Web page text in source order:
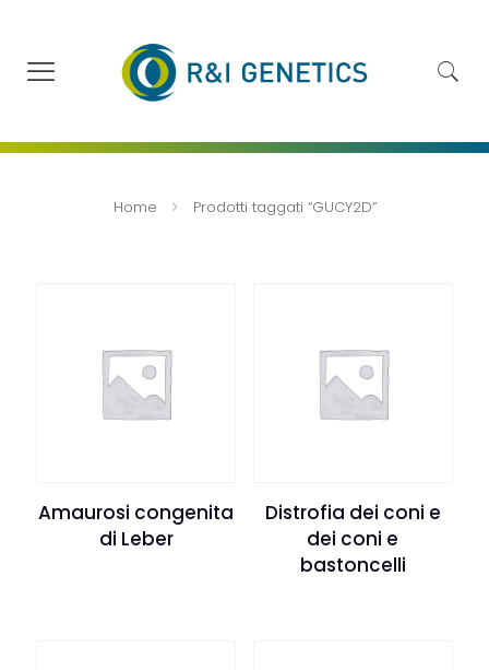
Home Prodotti taggati “GUCY2D”
Amaurosi congenita
di Leber
Distrofia dei coni e
dei coni e
bastoncelli